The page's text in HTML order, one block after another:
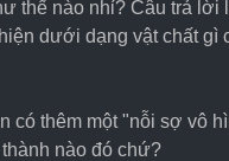
thế nào nhỉ? Câu trả
dưới dạng vật chất
có thêm một "nỗi sợ vô
nào đó chứ?